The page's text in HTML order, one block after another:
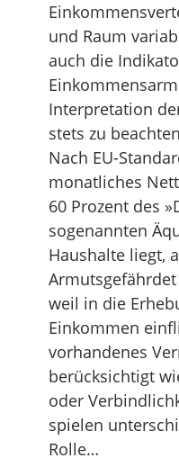
und Raum
auch die
Interpretation
stets zu
Nach EU-
monatliches
60 Prozent des
sogenannten
Haushalte liegt,
weil in die
Einkommen
vorhandenes
berücksichtigt
oder
spielen
Rolle…